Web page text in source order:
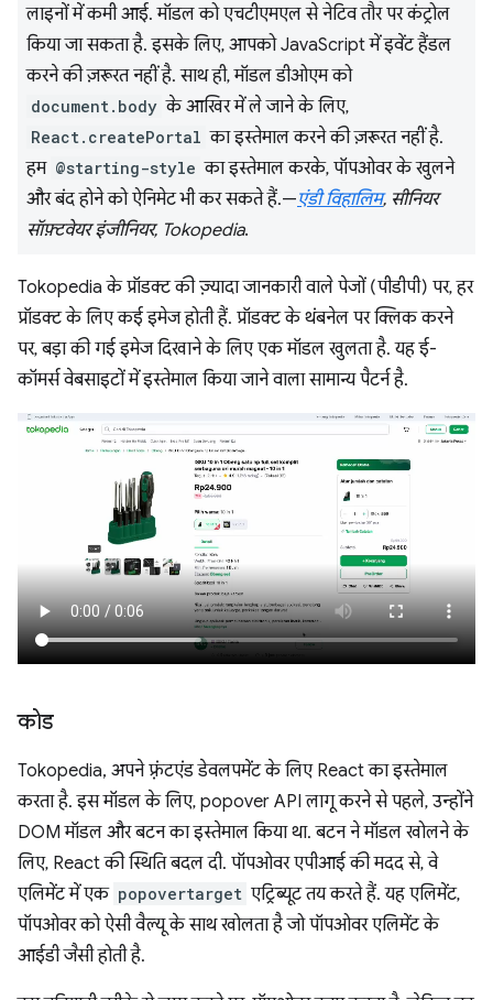
लाइनों में कमी आई. मॉडल को एचटीएमएल से नेटिव तौर पर कंट्रोल
किया जा सकता है. इसके लिए, आपको JavaScript में इवेंट हैंडल
करने की ज़रूरत नहीं है. साथ ही, मॉडल डीओएम को
document.body के आखिर में ले जाने के लिए,
React.createPortal का इस्तेमाल करने की ज़रूरत नहीं है.
हम @starting-style का इस्तेमाल करके, पॉपओवर के खुलने
और बंद होने को ऐनिमेट भी कर सकते हैं.—एंडी विहालिम, सीनियर
सॉफ़्टवेयर इंजीनियर, Tokopedia.
Tokopedia के प्रॉडक्ट की ज़्यादा जानकारी वाले पेजों (पीडीपी) पर, हर
प्रॉडक्ट के लिए कई इमेज होती हैं. प्रॉडक्ट के थंबनेल पर क्लिक करने
पर, बड़ा की गई इमेज दिखाने के लिए एक मॉडल खुलता है. यह ई-
कॉमर्स वेबसाइटों में इस्तेमाल किया जाने वाला सामान्य पैटर्न है.
कोड
Tokopedia, अपने फ़्रंटएंड डेवलपमेंट के लिए React का इस्तेमाल
करता है. इस मॉडल के लिए, popover API लागू करने से पहले, उन्होंने
DOM मॉडल और बटन का इस्तेमाल किया था. बटन ने मॉडल खोलने के
लिए, React की स्थिति बदल दी. पॉपओवर एपीआई की मदद से, वे
एलिमेंट में एक popovertarget एट्रिब्यूट तय करते हैं. यह एलिमेंट,
पॉपओवर को ऐसी वैल्यू के साथ खोलता है जो पॉपओवर एलिमेंट के
आईडी जैसी होती है.